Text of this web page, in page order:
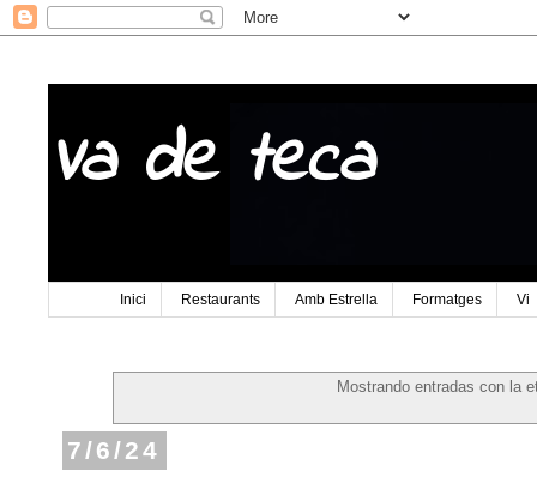
Va de teca
Inici Restaurants Amb Estrella Formatges Vi
Mostrando entradas con la
7/6/24